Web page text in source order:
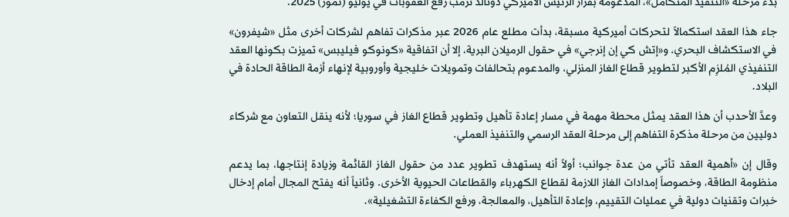
جاء هذا العقد استكمالاً لتحركات أميركية مسبقة، بدأت مطلع عام 2026 عبر مذكرات تفاهم لشركات أخرى مثل «شيفرون»
في الاستكشاف البحري، و«إتش كي إن إنرجي» في حقول الرميلان البرية، إلا أن اتفاقية «كونوكو فيليبس» تميزت بكونها العقد
التنفيذي المُلزِم الأكبر لتطوير قطاع الغاز المنزلي، والمدعوم بتحالفات وتمويلات خليجية وأوروبية لإنهاء أزمة الطاقة الحادة في
البلاد.
وعدَّ الأحدب أن هذا العقد يمثل محطة مهمة في مسار إعادة تأهيل وتطوير قطاع الغاز في سوريا؛ لأنه ينقل التعاون مع شركاء
دوليين من مرحلة مذكرة التفاهم إلى مرحلة العقد الرسمي والتنفيذ العملي.
وقال إن «أهمية العقد تأتي من عدة جوانب؛ أولاً أنه يستهدف تطوير عدد من حقول الغاز القائمة وزيادة إنتاجها، بما يدعم
منظومة الطاقة، وخصوصاً إمدادات الغاز اللازمة لقطاع الكهرباء والقطاعات الحيوية الأخرى. وثانياً أنه يفتح المجال أمام إدخال
خبرات وتقنيات دولية في عمليات التقييم، وإعادة التأهيل، والمعالجة، ورفع الكفاءة التشغيلية».